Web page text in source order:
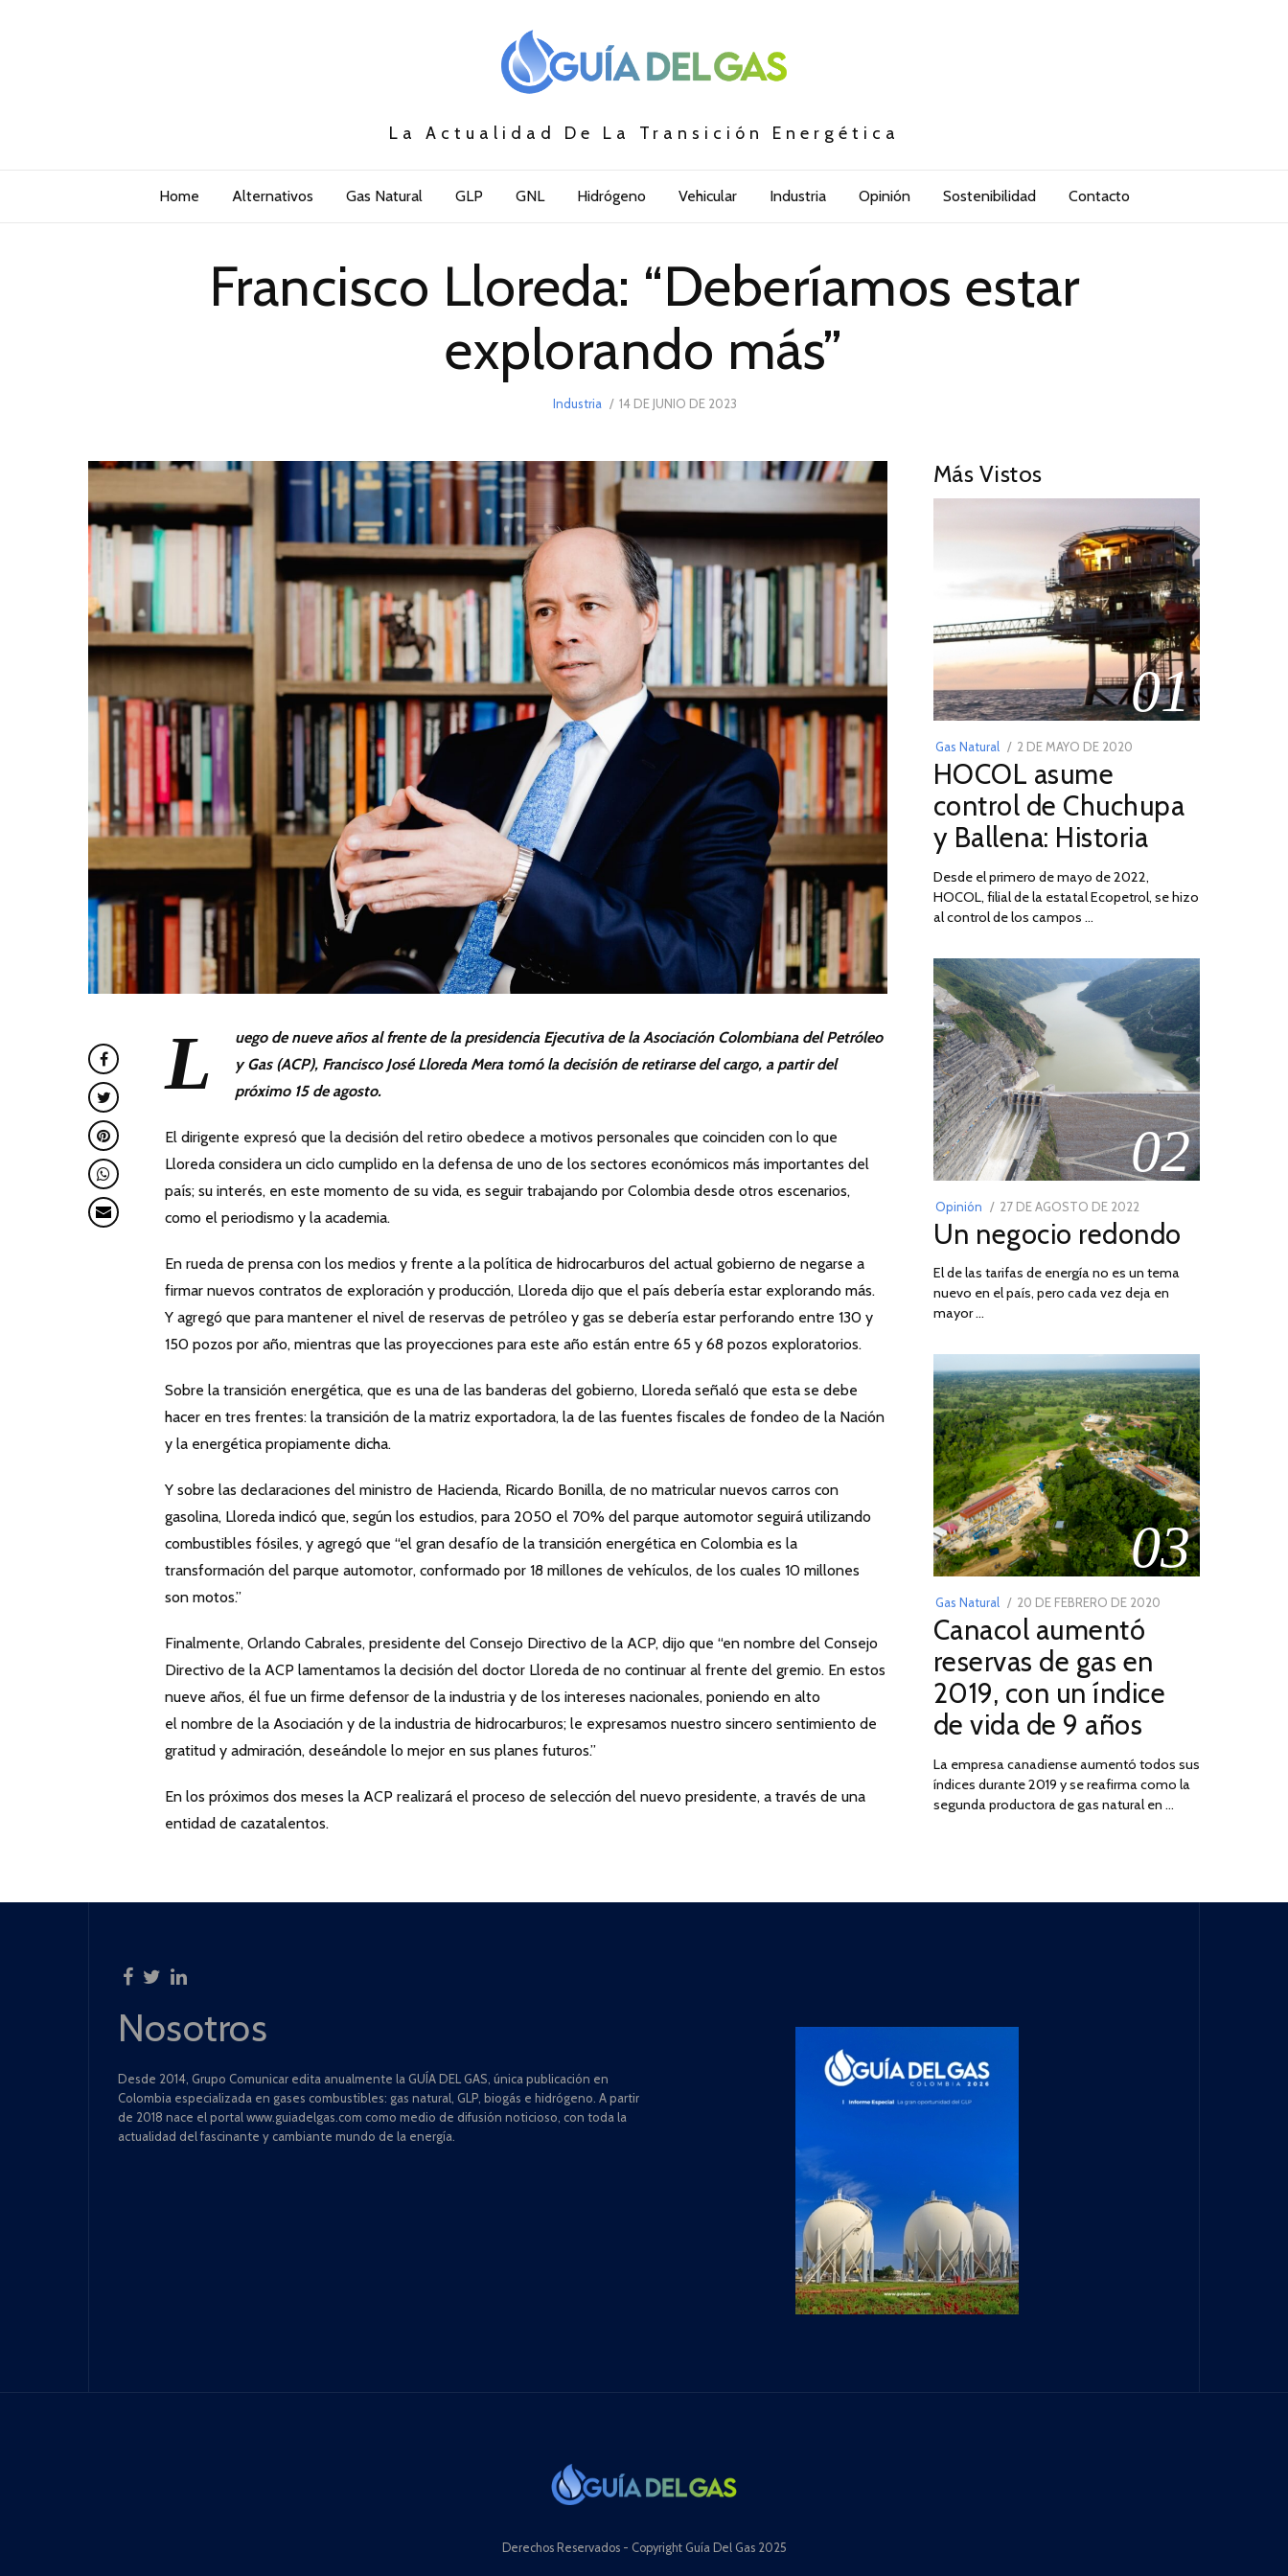
La Actualidad De La Transición Energética
Home Alternativos Gas Natural GLP GNL Hidrógeno Vehicular Industria Opinión Sostenibilidad Contacto
Francisco Lloreda: “Deberíamos estar
explorando más”
Industria
POSTED
14 DE JUNIO DE 2023
L
uego de nueve años al frente de la presidencia Ejecutiva de la Asociación Colombiana del Petróleo
y Gas (ACP), Francisco José Lloreda Mera tomó la decisión de retirarse del cargo, a partir del
próximo 15 de agosto.
El dirigente expresó que la decisión del retiro obedece a motivos personales que coinciden con lo que
Lloreda considera un ciclo cumplido en la defensa de uno de los sectores económicos más importantes del
país; su interés, en este momento de su vida, es seguir trabajando por Colombia desde otros escenarios,
como el periodismo y la academia.
En rueda de prensa con los medios y frente a la política de hidrocarburos del actual gobierno de negarse a
firmar nuevos contratos de exploración y producción, Lloreda dijo que el país debería estar explorando más.
Y agregó que para mantener el nivel de reservas de petróleo y gas se debería estar perforando entre 130 y
150 pozos por año, mientras que las proyecciones para este año están entre 65 y 68 pozos exploratorios.
Sobre la transición energética, que es una de las banderas del gobierno, Lloreda señaló que esta se debe
hacer en tres frentes: la transición de la matriz exportadora, la de las fuentes fiscales de fondeo de la Nación
y la energética propiamente dicha.
Y sobre las declaraciones del ministro de Hacienda, Ricardo Bonilla, de no matricular nuevos carros con
gasolina, Lloreda indicó que, según los estudios, para 2050 el 70% del parque automotor seguirá utilizando
combustibles fósiles, y agregó que “el gran desafío de la transición energética en Colombia es la
transformación del parque automotor, conformado por 18 millones de vehículos, de los cuales 10 millones
son motos.”
Finalmente, Orlando Cabrales, presidente del Consejo Directivo de la ACP, dijo que “en nombre del Consejo
Directivo de la ACP lamentamos la decisión del doctor Lloreda de no continuar al frente del gremio. En estos
nueve años, él fue un firme defensor de la industria y de los intereses nacionales, poniendo en alto
el nombre de la Asociación y de la industria de hidrocarburos; le expresamos nuestro sincero sentimiento de
gratitud y admiración, deseándole lo mejor en sus planes futuros.”
En los próximos dos meses la ACP realizará el proceso de selección del nuevo presidente, a través de una
entidad de cazatalentos.
Más Vistos
01
Gas Natural
POSTED
ON
2 DE MAYO DE 2020
DE
2026
HOCOL asume
control de Chuchupa
y Ballena: Historia
Desde el primero de mayo de 2022,
HOCOL, filial de la estatal Ecopetrol, se hizo
al control de los campos …
02
Opinión
POSTED
ON
27 DE AGOSTO DE 2022
DE
DE
2022
Un negocio redondo
El de las tarifas de energía no es un tema
nuevo en el país, pero cada vez deja en
mayor …
03
Gas Natural
POSTED
ON
20 DE FEBRERO DE 2020
2025
Canacol aumentó
reservas de gas en
2019, con un índice
de vida de 9 años
La empresa canadiense aumentó todos sus
índices durante 2019 y se reafirma como la
segunda productora de gas natural en …
Nosotros
Desde 2014, Grupo Comunicar edita anualmente la GUÍA DEL GAS, única publicación en
Colombia especializada en gases combustibles: gas natural, GLP, biogás e hidrógeno. A partir
de 2018 nace el portal www.guiadelgas.com como medio de difusión noticioso, con toda la
actualidad del fascinante y cambiante mundo de la energía.
Derechos Reservados - Copyright Guía Del Gas 2025